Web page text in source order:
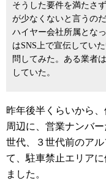
そうした要件を満たさ
が少なくないと言うの
ハイヤー会社所属とな
はSNS上で宣伝してい
問してみた。ある業者
していた。
昨年後半くらいから
周辺に、営業ナンバ
世代、３世代前のア
て、駐車禁止エリア
ました。